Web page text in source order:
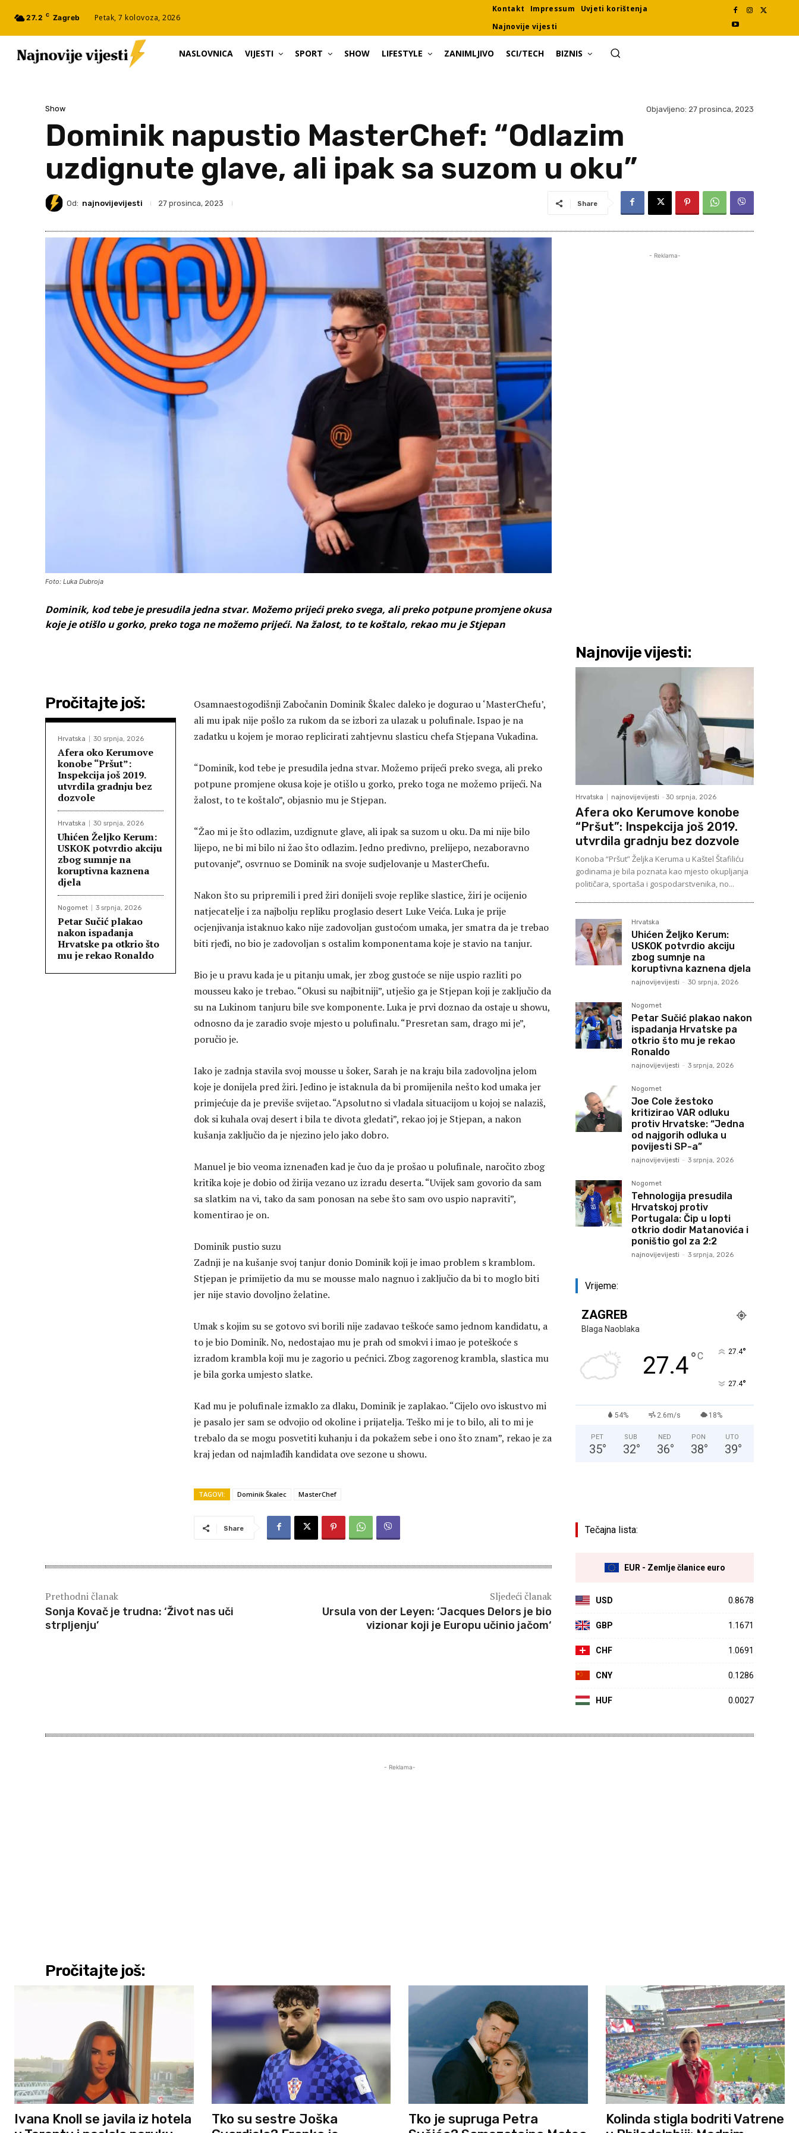
27.2 C Zagreb Petak, 7 kolovoza, 2026
Kontakt Impressum
Uvjeti korištenja
Najnovije vijesti
NASLOVNICA VIJESTI SPORT SHOW LIFESTYLE ZANIMLJIVO SCI/TECH BIZNIS
Show Objavljeno: 27 prosinca, 2023
Dominik napustio MasterChef: “Odlazim
uzdignute glave, ali ipak sa suzom u oku”
Od: najnovijevijesti 27 prosinca, 2023 Share
Foto: Luka Dubroja
Dominik, kod tebe je presudila jedna stvar. Možemo prijeći preko svega, ali preko potpune promjene okusa
koje je otišlo u gorko, preko toga ne možemo prijeći. Na žalost, to te koštalo, rekao mu je Stjepan
Pročitajte još:
Hrvatska 30 srpnja, 2026
Afera oko Kerumove
konobe “Pršut”:
Inspekcija još 2019.
utvrdila gradnju bez
dozvole
Hrvatska 30 srpnja, 2026
Uhićen Željko Kerum:
USKOK potvrdio akciju
zbog sumnje na
koruptivna kaznena
djela
Nogomet 3 srpnja, 2026
Petar Sučić plakao
nakon ispadanja
Hrvatske pa otkrio što
mu je rekao Ronaldo
Osamnaestogodišnji Zabočanin Dominik Škalec daleko je dogurao u ‘MasterChefu’,
ali mu ipak nije pošlo za rukom da se izbori za ulazak u polufinale. Ispao je na
zadatku u kojem je morao replicirati zahtjevnu slasticu chefa Stjepana Vukadina.
“Dominik, kod tebe je presudila jedna stvar. Možemo prijeći preko svega, ali preko
potpune promjene okusa koje je otišlo u gorko, preko toga ne možemo prijeći. Na
žalost, to te koštalo”, objasnio mu je Stjepan.
“Žao mi je što odlazim, uzdignute glave, ali ipak sa suzom u oku. Da mi nije bilo
lijepo, ne bi mi bilo ni žao što odlazim. Jedno predivno, prelijepo, nezaboravno
putovanje”, osvrnuo se Dominik na svoje sudjelovanje u MasterChefu.
Nakon što su pripremili i pred žiri donijeli svoje replike slastice, žiri je ocijenio
natjecatelje i za najbolju repliku proglasio desert Luke Veića. Luka je prije
ocjenjivanja istaknuo kako nije zadovoljan gustoćom umaka, jer smatra da je trebao
biti rjeđi, no bio je zadovoljan s ostalim komponentama koje je stavio na tanjur.
Bio je u pravu kada je u pitanju umak, jer zbog gustoće se nije uspio razliti po
mousseu kako je trebao. “Okusi su najbitniji”, utješio ga je Stjepan koji je zaključio da
su na Lukinom tanjuru bile sve komponente. Luka je prvi doznao da ostaje u showu,
odnosno da je zaradio svoje mjesto u polufinalu. “Presretan sam, drago mi je”,
poručio je.
Iako je zadnja stavila svoj mousse u šoker, Sarah je na kraju bila zadovoljna jelom
koje je donijela pred žiri. Jedino je istaknula da bi promijenila nešto kod umaka jer
primjećuje da je previše svijetao. “Apsolutno si vladala situacijom u kojoj se nalaziš,
dok si kuhala ovaj desert i bila te divota gledati”, rekao joj je Stjepan, a nakon
kušanja zaključio da je njezino jelo jako dobro.
Manuel je bio veoma iznenađen kad je čuo da je prošao u polufinale, naročito zbog
kritika koje je dobio od žirija vezano uz izradu deserta. “Uvijek sam govorio da sam
sa slatkim na vi, tako da sam ponosan na sebe što sam ovo uspio napraviti”,
komentirao je on.
Dominik pustio suzu
Zadnji je na kušanje svoj tanjur donio Dominik koji je imao problem s kramblom.
Stjepan je primijetio da mu se mousse malo nagnuo i zaključio da bi to moglo biti
jer nije stavio dovoljno želatine.
Umak s kojim su se gotovo svi borili nije zadavao teškoće samo jednom kandidatu, a
to je bio Dominik. No, nedostajao mu je prah od smokvi i imao je poteškoće s
izradom krambla koji mu je zagorio u pećnici. Zbog zagorenog krambla, slastica mu
je bila gorka umjesto slatke.
Kad mu je polufinale izmaklo za dlaku, Dominik je zaplakao. “Cijelo ovo iskustvo mi
je pasalo jer sam se odvojio od okoline i prijatelja. Teško mi je to bilo, ali to mi je
trebalo da se mogu posvetiti kuhanju i da pokažem sebe i ono što znam”, rekao je za
kraj jedan od najmlađih kandidata ove sezone u showu.
TAGOVI: Dominik Škalec MasterChef
Share
Prethodni članak
Sonja Kovač je trudna: ‘Život nas uči
strpljenju’
Sljedeći članak
Ursula von der Leyen: ‘Jacques Delors je bio
vizionar koji je Europu učinio jačom‘
- Reklama-
Najnovije vijesti:
Hrvatska najnovijevijesti - 30 srpnja, 2026
Afera oko Kerumove konobe
“Pršut”: Inspekcija još 2019.
utvrdila gradnju bez dozvole
Konoba “Pršut” Željka Keruma u Kaštel Štafiliću
godinama je bila poznata kao mjesto okupljanja
političara, sportaša i gospodarstvenika, no...
Hrvatska
Uhićen Željko Kerum:
USKOK potvrdio akciju
zbog sumnje na
koruptivna kaznena djela
najnovijevijesti - 30 srpnja, 2026
Nogomet
Petar Sučić plakao nakon
ispadanja Hrvatske pa
otkrio što mu je rekao
Ronaldo
najnovijevijesti - 3 srpnja, 2026
Nogomet
Joe Cole žestoko
kritizirao VAR odluku
protiv Hrvatske: “Jedna
od najgorih odluka u
povijesti SP-a”
najnovijevijesti - 3 srpnja, 2026
Nogomet
Tehnologija presudila
Hrvatskoj protiv
Portugala: Čip u lopti
otkrio dodir Matanovića i
poništio gol za 2:2
najnovijevijesti - 3 srpnja, 2026
Vrijeme:
ZAGREB
Blaga Naoblaka
27.4°C 27.4°
27.4°
54% 2.6m/s 18%
PET
35°
SUB
32°
NED
36°
PON
38°
UTO
39°
Tečajna lista:
EUR - Zemlje članice euro
USD 0.8678
GBP 1.1671
CHF 1.0691
CNY 0.1286
HUF 0.0027
- Reklama-
Pročitajte još:
Ivana Knoll se javila iz hotela
Tko su sestre Joška
Tko je supruga Petra
Kolinda stigla bodriti Vatrene